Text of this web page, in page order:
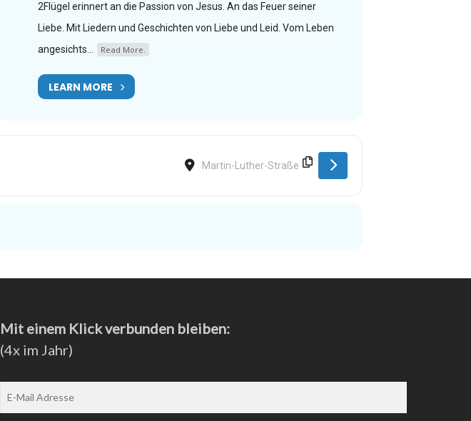
2Flügel erinnert an die Passion von Jesus. An das Feuer seiner
Liebe. Mit Liedern und Geschichten von Liebe und Leid. Vom Leben
angesichts...
Read More.
LEARN MORE
Destination Address - Hasbergen [KHAv40VPk]
Mit einem Klick verbunden bleiben:
(4x im Jahr)